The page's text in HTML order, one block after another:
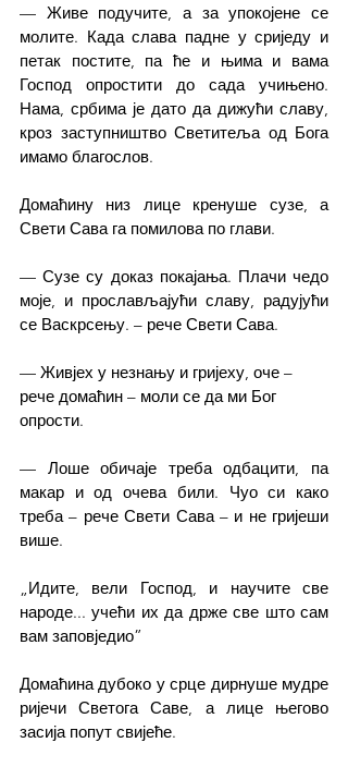
— Живе подучите, а за упокојене се
молите. Када слава падне у сриједу и
петак постите, па ће и њима и вама
Господ опростити до сада учињено.
Нама, србима је дато да дижући славу,
кроз заступништво Светитеља од Бога
имамо благослов.
Домаћину низ лице кренуше сузе, а
Свети Сава га помилова по глави.
— Сузе су доказ покајања. Плачи чедо
моје, и прослављајући славу, радујући
се Васкрсењу. – рече Свети Сава.
— Живјех у незнању и гријеху, оче –
рече домаћин – моли се да ми Бог
опрости.
— Лоше обичаје треба одбацити, па
макар и од очева били. Чуо си како
треба – рече Свети Сава – и не гријеши
више.
„Идите, вели Господ, и научите све
народе... учећи их да држе све што сам
вам заповједио”
Домаћина дубоко у срце дирнуше мудре
ријечи Светога Саве, а лице његово
засија попут свијеће.